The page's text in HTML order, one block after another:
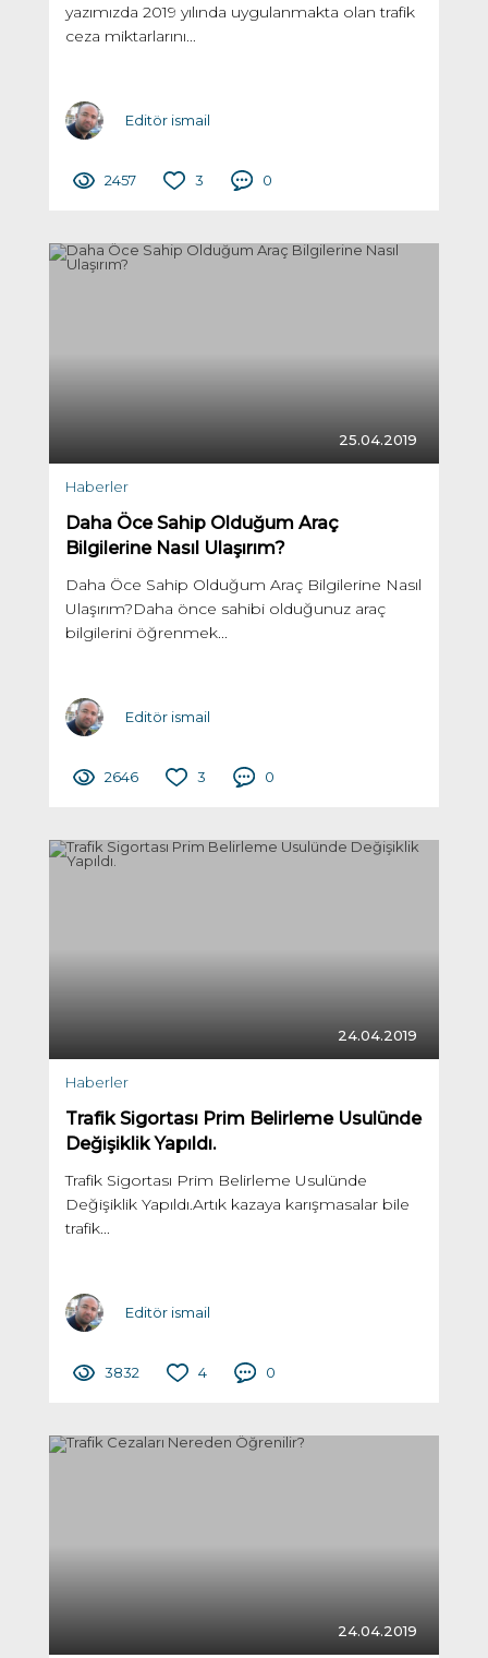
yazımızda 2019 yılında uygulanmakta olan trafik
ceza miktarlarını...
Editör ismail
2457 3 0
25.04.2019
Haberler
Daha Öce Sahip Olduğum Araç
Bilgilerine Nasıl Ulaşırım?
Daha Öce Sahip Olduğum Araç Bilgilerine Nasıl
Ulaşırım?Daha önce sahibi olduğunuz araç
bilgilerini öğrenmek...
Editör ismail
2646 3 0
24.04.2019
Haberler
Trafik Sigortası Prim Belirleme Usulünde
Değişiklik Yapıldı.
Trafik Sigortası Prim Belirleme Usulünde
Değişiklik Yapıldı.Artık kazaya karışmasalar bile
trafik...
Editör ismail
3832 4 0
24.04.2019